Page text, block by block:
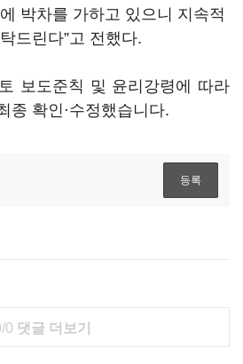
박차를 가하고 있으니 지속적
드린다”고 전했다.
보도준칙 및 윤리강령에 따라
종 확인·수정했습니다.
0 댓글 더보기